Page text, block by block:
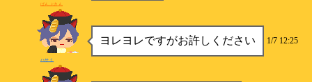
ぱんぷきん
ヨレヨレですがお許しください 1/7 12:25
ハサミ